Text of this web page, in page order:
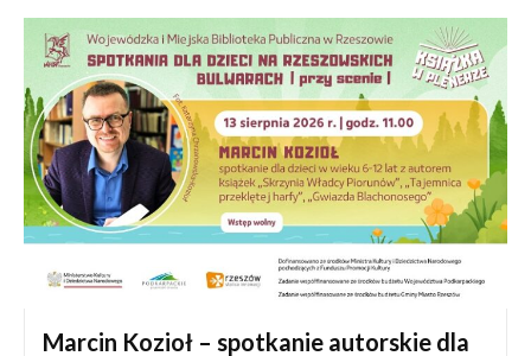
Marcin Kozioł – spotkanie autorskie dla